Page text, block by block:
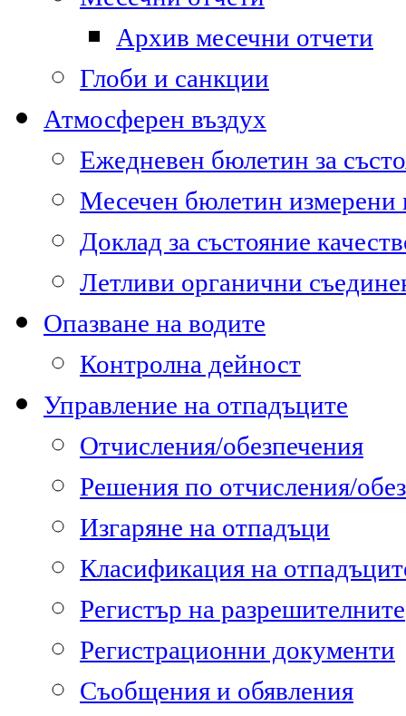
Архив месечни отчети
Глоби и санкции
Атмосферен въздух
Ежедневен бюлетин за
Месечен бюлетин
Доклад за състояние
Летливи органични
Опазване на водите
Контролна дейност
Управление на отпадъците
Отчисления/обезпечения
Решения по отчисления/
Изгаряне на отпадъци
Класификация на
Регистър на разрешителните
Регистрационни документи
Съобщения и обявления